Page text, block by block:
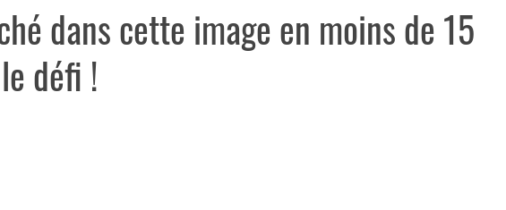
dans cette image en moins de 15
défi !